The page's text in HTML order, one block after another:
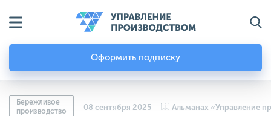
Оформить подписку
Бережливое
производство
08 сентября 2025 Альманах «Управление